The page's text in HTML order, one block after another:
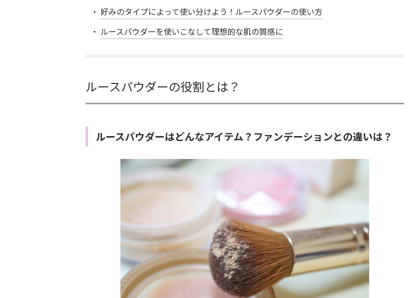
好みのタイプによって使い分けよう！ルースパウダーの使い方
ルースパウダーを使いこなして理想的な肌の質感に
ルースパウダーの役割とは？
ルースパウダーはどんなアイテム？ファンデーションとの違いは？